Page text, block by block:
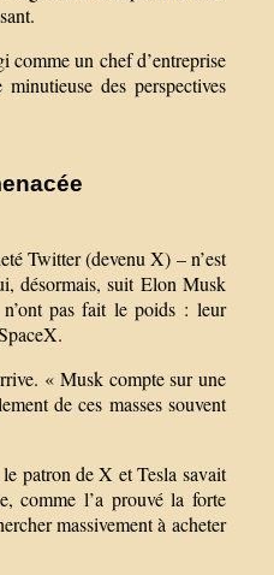
comme un chef d’entreprise
des perspectives
Twitter (devenu X) – n’est
désormais, suit Elon Musk
pas fait le poids : leur
« Musk compte sur une
de ces masses souvent
patron de X et Tesla savait
comme l’a prouvé la forte
massivement à acheter